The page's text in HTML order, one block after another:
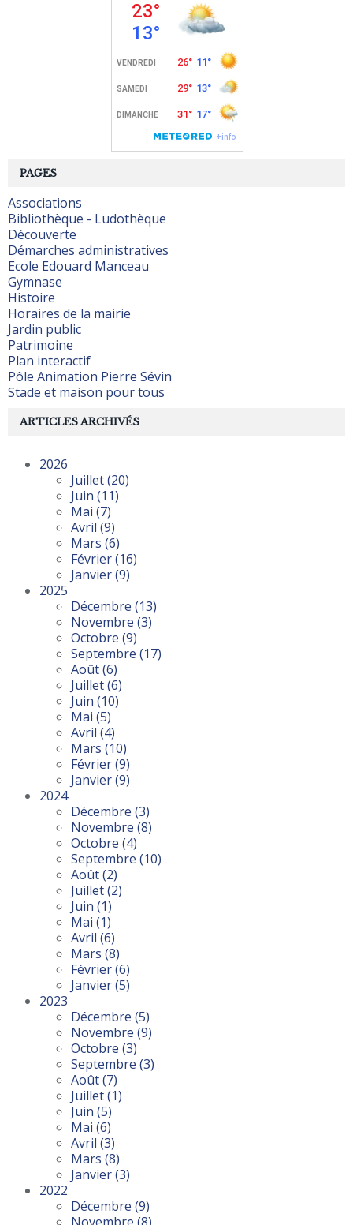
PAGES
Associations
Bibliothèque - Ludothèque
Découverte
Démarches administratives
Ecole Edouard Manceau
Gymnase
Histoire
Horaires de la mairie
Jardin public
Patrimoine
Plan interactif
Pôle Animation Pierre Sévin
Stade et maison pour tous
ARTICLES ARCHIVÉS
2026
Juillet(20)
Juin (11)
Mai (7)
Avril (9)
Mars (6)
Février(16)
Janvier(9)
2025
Décembre (13)
Novembre (3)
Octobre (9)
Septembre (17)
Août(6)
Juillet(6)
Juin (10)
Mai (5)
Avril (4)
Mars (10)
Février(9)
Janvier(9)
2024
Décembre (3)
Novembre (8)
Octobre (4)
Septembre (10)
Août(2)
Juillet(2)
Juin (1)
Mai (1)
Avril (6)
Mars (8)
Février(6)
Janvier(5)
2023
Décembre (5)
Novembre (9)
Octobre (3)
Septembre (3)
Août(7)
Juillet(1)
Juin (5)
Mai (6)
Avril (3)
Mars (8)
Janvier(3)
2022
Décembre (9)